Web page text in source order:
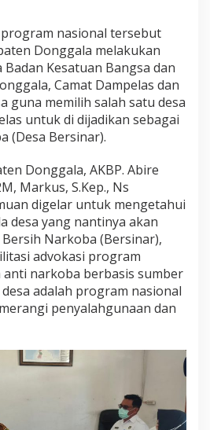
nasional tersebut
Donggala melakukan
Kesatuan Bangsa dan
Camat Dampelas dan
guna memilih salah satu desa
untuk di dijadikan sebagai
(Desa Bersinar).
Donggala, AKBP. Abire
Markus, S.Kep., Ns
digelar untuk mengetahui
desa yang nantinya akan
Narkoba (Bersinar),
advokasi program
narkoba berbasis sumber
adalah program nasional
penyalahgunaan dan